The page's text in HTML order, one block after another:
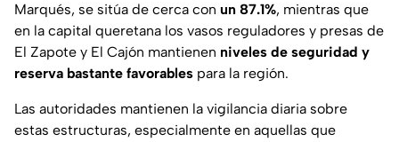
Marqués, se sitúa de cerca con un 87.1%, mientras que
en la capital queretana los vasos reguladores y presas de
El Zapote y El Cajón mantienen niveles de seguridad y
reserva bastante favorables para la región.
Las autoridades mantienen la vigilancia diaria sobre
estas estructuras, especialmente en aquellas que